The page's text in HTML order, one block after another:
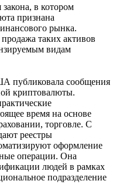
в котором
признана
рынка.
таких активов
видам
публиковала сообщения
криптовалюты.
время на основе
торговле. С
реестры
оформление
операции. Она
людей в рамках
подразделение